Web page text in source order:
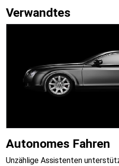
Verwandtes
Autonomes Fahren
Unzählige Assistenten